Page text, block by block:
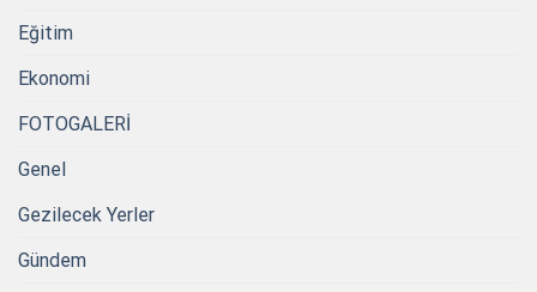
Eğitim
Ekonomi
FOTOGALERİ
Genel
Gezilecek Yerler
Gündem